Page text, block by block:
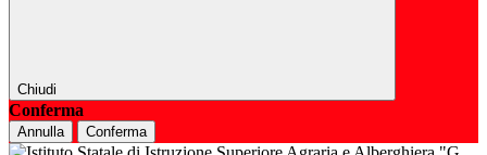
Chiudi
Conferma
Annulla Conferma